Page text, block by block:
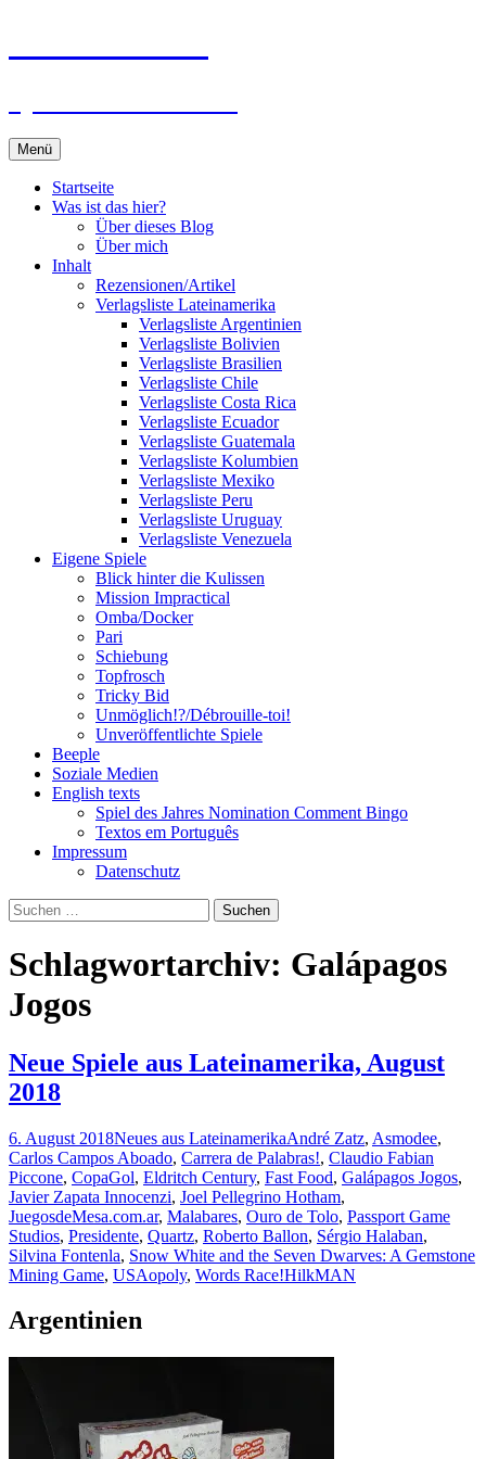
Menü
Startseite
Was ist das hier?
Über dieses Blog
Über mich
Inhalt
Rezensionen/Artikel
Verlagsliste Lateinamerika
Verlagsliste Argentinien
Verlagsliste Bolivien
Verlagsliste Brasilien
Verlagsliste Chile
Verlagsliste Costa Rica
Verlagsliste Ecuador
Verlagsliste Guatemala
Verlagsliste Kolumbien
Verlagsliste Mexiko
Verlagsliste Peru
Verlagsliste Uruguay
Verlagsliste Venezuela
Eigene Spiele
Blick hinter die Kulissen
Mission Impractical
Omba/Docker
Pari
Schiebung
Topfrosch
Tricky Bid
Unmöglich!?/Débrouille-toi!
Unveröffentlichte Spiele
Beeple
Soziale Medien
English texts
Spiel des Jahres Nomination Comment Bingo
Textos em Português
Impressum
Datenschutz
Suchen
nach:
Schlagwortarchiv: Galápagos
Jogos
Neue Spiele aus Lateinamerika, August
2018
6. August 2018Neues aus LateinamerikaAndré Zatz, Asmodee,
Carlos Campos Aboado, Carrera de Palabras!, Claudio Fabian
Piccone, CopaGol, Eldritch Century, Fast Food, Galápagos Jogos,
Javier Zapata Innocenzi, Joel Pellegrino Hotham,
JuegosdeMesa.com.ar, Malabares, Ouro de Tolo, Passport Game
Studios, Presidente, Quartz, Roberto Ballon, Sérgio Halaban,
Silvina Fontenla, Snow White and the Seven Dwarves: A Gemstone
Mining Game, USAopoly, Words Race!HilkMAN
Argentinien